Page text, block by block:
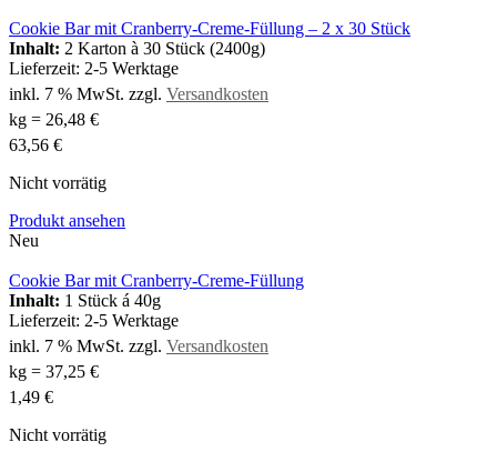
Cookie Bar mit Cranberry-Creme-Füllung – 2 x 30 Stück
Inhalt: 2 Karton à 30 Stück (2400g)
Lieferzeit: 2-5 Werktage
inkl. 7 % MwSt. zzgl. Versandkosten
kg = 26,48 €
63,56 €
Nicht vorrätig
Produkt ansehen
Neu
Cookie Bar mit Cranberry-Creme-Füllung
Inhalt: 1 Stück á 40g
Lieferzeit: 2-5 Werktage
inkl. 7 % MwSt. zzgl. Versandkosten
kg = 37,25 €
1,49 €
Nicht vorrätig